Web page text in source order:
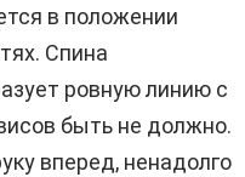
в положении
Спина
ровную линию с
быть не должно.
вперед, ненадолго